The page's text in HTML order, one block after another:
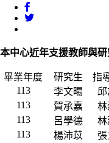
本中心近年支援教師與
畢業年度 研究生
指
113
李文暘
113
賀承嘉 林
113
呂學德 林
113
楊沛苡